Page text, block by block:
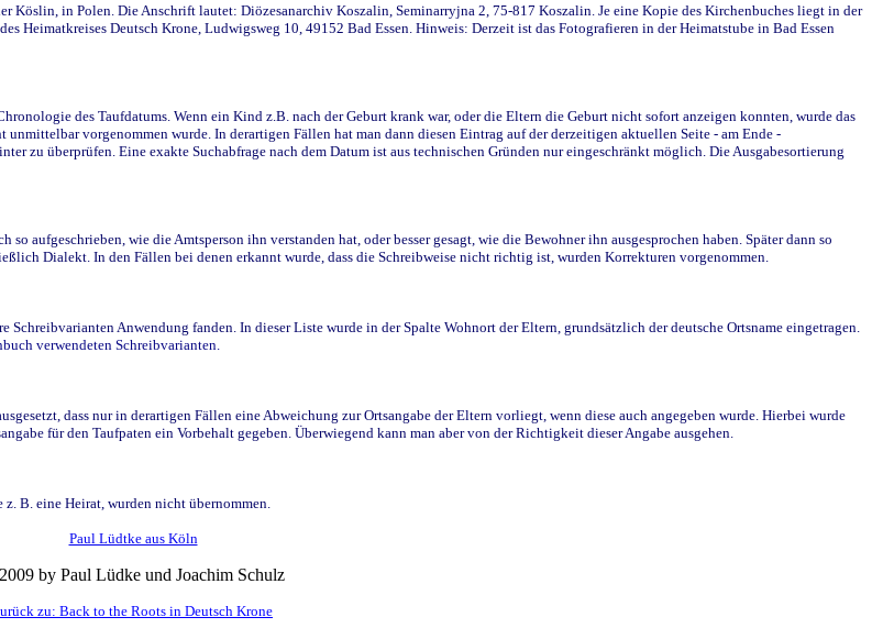
in Polen. Die Anschrift lautet: Diözesanarchiv Koszalin, Seminarryjna 2, 75-817 Koszalin. Je eine Kopie des Kirchenbuches liegt in der
Heimatkreises Deutsch Krone, Ludwigsweg 10, 49152 Bad Essen. Hinweis: Derzeit ist das Fotografieren in der Heimatstube in Bad Essen
des Taufdatums. Wenn ein Kind z.B. nach der Geburt krank war, oder die Eltern die Geburt nicht sofort anzeigen konnten, wurde das
vorgenommen wurde. In derartigen Fällen hat man dann diesen Eintrag auf der derzeitigen aktuellen Seite - am Ende -
zu überprüfen. Eine exakte Suchabfrage nach dem Datum ist aus technischen Gründen nur eingeschränkt möglich. Die Ausgabesortierung
aufgeschrieben, wie die Amtsperson ihn verstanden hat, oder besser gesagt, wie die Bewohner ihn ausgesprochen haben. Später dann so
Dialekt. In den Fällen bei denen erkannt wurde, dass die Schreibweise nicht richtig ist, wurden Korrekturen vorgenommen.
Anwendung fanden. In dieser Liste wurde in der Spalte Wohnort der Eltern, grundsätzlich der deutsche Ortsname eingetragen.
verwendeten Schreibvarianten.
dass nur in derartigen Fällen eine Abweichung zur Ortsangabe der Eltern vorliegt, wenn diese auch angegeben wurde. Hierbei wurde
für den Taufpaten ein Vorbehalt gegeben. Überwiegend kann man aber von der Richtigkeit dieser Angabe ausgehen.
B. eine Heirat, wurden nicht übernommen.
Paul Lüdtke aus Köln
by Paul Lüdke und Joachim Schulz
zu: Back to the Roots in Deutsch Krone